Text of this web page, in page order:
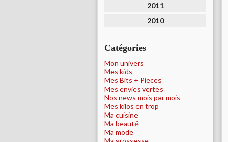
2011
2010
Catégories
Mon univers
Mes kids
Mes Bits + Pieces
Mes envies vertes
Nos news mois par mois
Mes kilos en trop
Ma cuisine
Ma beauté
Ma mode